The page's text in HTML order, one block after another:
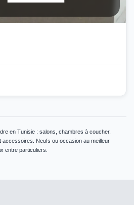
en Tunisie : salons, chambres à coucher,
accessoires. Neufs ou occasion au meilleur
entre particuliers.